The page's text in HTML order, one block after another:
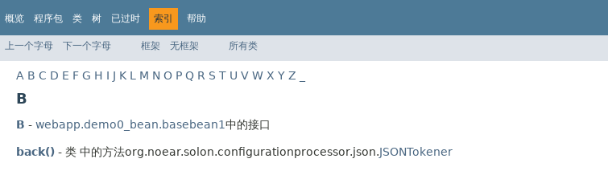
概览 程序包 类 树 已过时 索引 帮助
上一个字母 下一个字母 框架 无框架 所有类
A B C D E F G H I J K L M N O P Q R S T U V W X Y Z
B
B - webapp.demo0_bean.basebean1中的接口
back() - 类 中的方法org.noear.solon.configurationprocessor.json.JSONTokener